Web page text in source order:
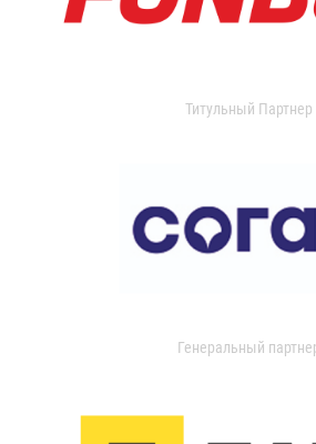
Титульный Партнер
Генеральный